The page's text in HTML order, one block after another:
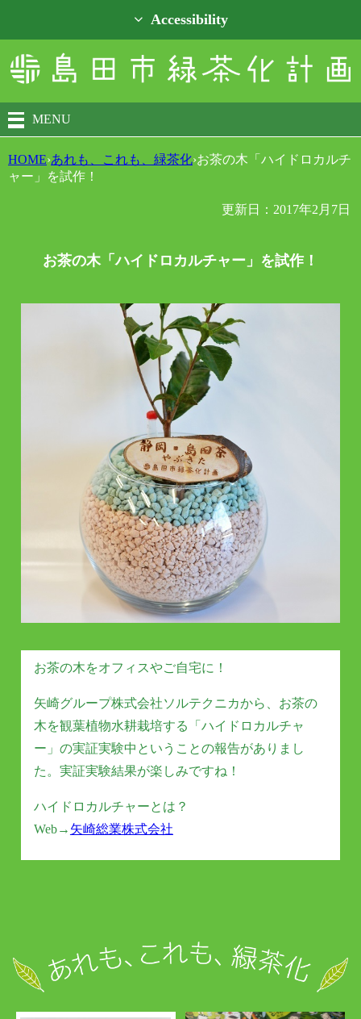
Accessibility
MENU
HOME›あれも、これも、緑茶化›お茶の木「ハイドロカルチ
ャー」を試作！
更新日：2017年2月7日
お茶の木「ハイドロカルチャー」を試作！
お茶の木をオフィスやご自宅に！
矢崎グループ株式会社ソルテクニカから、お茶の
木を観葉植物水耕栽培する「ハイドロカルチャ
ー」の実証実験中ということの報告がありまし
た。実証実験結果が楽しみですね！
ハイドロカルチャーとは？
Web→ 矢崎総業株式会社